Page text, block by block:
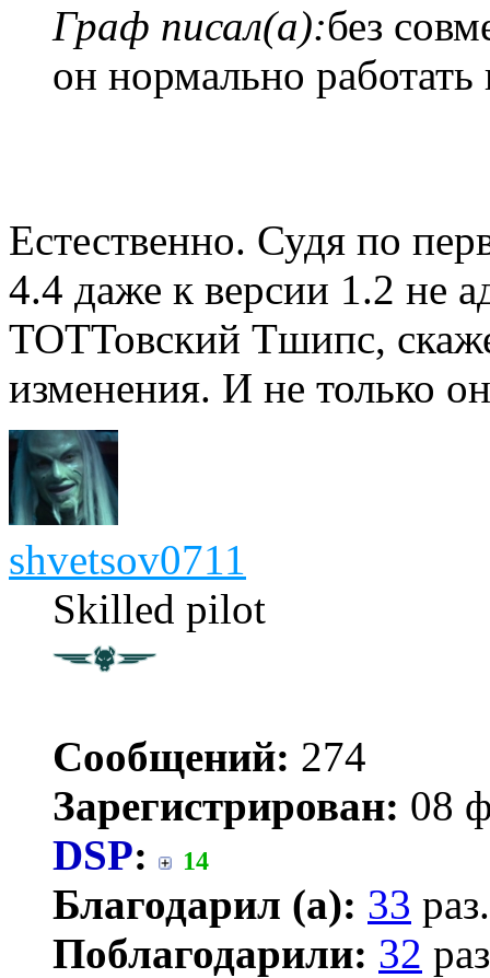
Граф писал(а):без
он нормально работать
Естественно. Судя по
4.4 даже к версии 1.2 не
ТОТТовский Тшипс,
изменения. И не только
shvetsov0711
Skilled pilot
Сообщений: 274
Зарегистрирован: 08
DSP: 14
Благодарил (а): 33 раз.
Поблагодарили: 32